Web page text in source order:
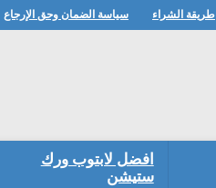
طريقة الشراء سياسة الضمان وحق الإرجاع
افضل لابتوب ورك
ستيشن